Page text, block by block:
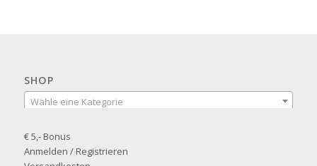
SHOP
Wähle eine Kategorie
€ 5,- Bonus
Anmelden / Registrieren